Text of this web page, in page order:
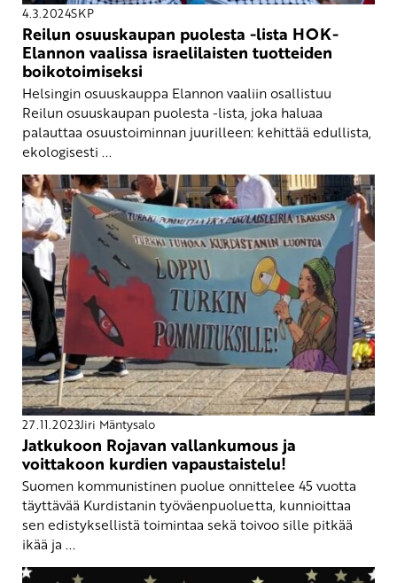
4.3.2024SKP
Reilun osuuskaupan puolesta -lista HOK-
Elannon vaalissa israelilaisten tuotteiden
boikotoimiseksi
Helsingin osuuskauppa Elannon vaaliin osallistuu
Reilun osuuskaupan puolesta -lista, joka haluaa
palauttaa osuustoiminnan juurilleen: kehittää edullista,
ekologisesti ...
27.11.2023Jiri Mäntysalo
Jatkukoon Rojavan vallankumous ja
voittakoon kurdien vapaustaistelu!
Suomen kommunistinen puolue onnittelee 45 vuotta
täyttävää Kurdistanin työväenpuoluetta, kunnioittaa
sen edistyksellistä toimintaa sekä toivoo sille pitkää
ikää ja ...